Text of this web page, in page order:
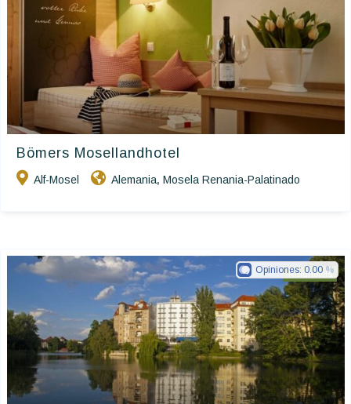
Bömers Mosellandhotel
Alf-Mosel Alemania, Mosela Renania-Palatinado
Ringhotels
Opiniones: 0.00